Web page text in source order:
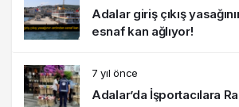
Adalar giriş çıkış
esnaf kan ağlıyor!
7 yıl önce
Adalar’da İşportacılara